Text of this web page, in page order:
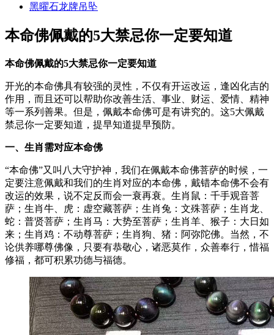
黑曜石龙牌吊坠
本命佛佩戴的5大禁忌你一定要知道
本命佛佩戴的5大禁忌你一定要知道
开光的本命佛具有较强的灵性，不仅有开运改运，逢凶化吉的
作用，而且还可以帮助你改善生活、事业、财运、爱情、精神
等一系列善果。但是，佩戴本命佛可是有讲究的。这5大佩戴
禁忌你一定要知道，提早知道提早预防。
一、 生肖需对应本命佛
“本命佛”又叫八大守护神，我们在佩戴本命佛菩萨的时候，一
定要注意佩戴和我们的生肖对应的本命佛，戴错本命佛不会有
改运的效果，说不定反而会一衰再衰。生肖鼠：千手观音菩
萨；生肖牛、虎：虚空藏菩萨；生肖兔：文殊菩萨；生肖龙、
蛇：普贤菩萨；生肖马：大势至菩萨；生肖羊、猴子：大日如
来；生肖鸡：不动尊菩萨；生肖狗、猪：阿弥陀佛。当然，不
论供养哪尊佛像，只要有恭敬心，诸恶莫作，众善奉行，惜福
修福，都可积累功德与福德。